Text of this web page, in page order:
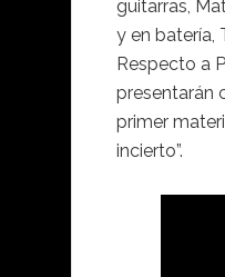
guitarras,
y en batería,
Respecto a
presentarán
primer
incierto”.